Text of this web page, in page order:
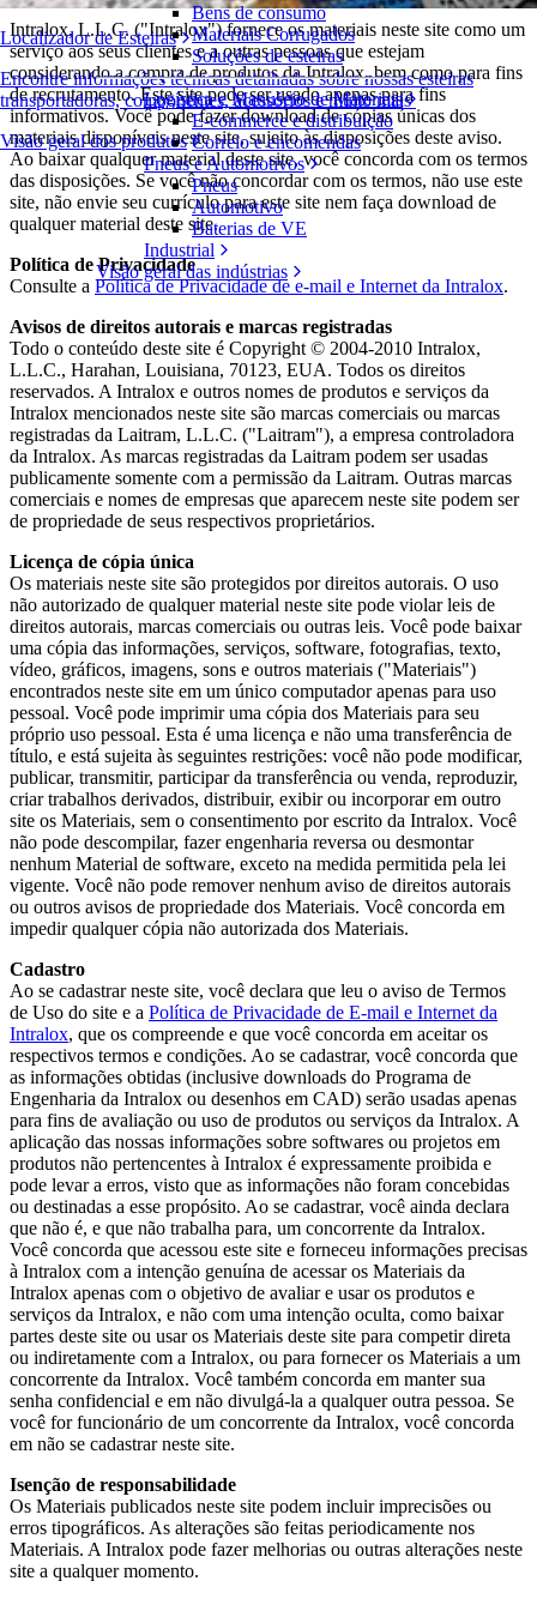
Localizador de Esteiras
Encontre informações técnicas detalhadas sobre nossas esteiras
transportadoras, componentes, acessórios e muito mais
Visão geral dos produtos
Bens de consumo
Materiais Corrugados
Soluções de esteiras
Logística e Manuseio de Materiais
E-commerce e distribuição
Correio e encomendas
Pneus e Automotivos
Pneus
Automotivo
Baterias de VE
Industrial
Visão geral das indústrias
Intralox, L.L.C. ("Intralox") fornece os materiais neste site como um
serviço aos seus clientes e a outras pessoas que estejam
considerando a compra de produtos da Intralox, bem como para fins
de recrutamento. Este site pode ser usado apenas para fins
informativos. Você pode fazer download de cópias únicas dos
materiais disponíveis neste site, sujeito às disposições deste aviso.
Ao baixar qualquer material deste site, você concorda com os termos
das disposições. Se você não concordar com os termos, não use este
site, não envie seu currículo para este site nem faça download de
qualquer material deste site.
Política de Privacidade
Consulte a Política de Privacidade de e-mail e Internet da Intralox.
Avisos de direitos autorais e marcas registradas
Todo o conteúdo deste site é Copyright © 2004-2010 Intralox,
L.L.C., Harahan, Louisiana, 70123, EUA. Todos os direitos
reservados. A Intralox e outros nomes de produtos e serviços da
Intralox mencionados neste site são marcas comerciais ou marcas
registradas da Laitram, L.L.C. ("Laitram"), a empresa controladora
da Intralox. As marcas registradas da Laitram podem ser usadas
publicamente somente com a permissão da Laitram. Outras marcas
comerciais e nomes de empresas que aparecem neste site podem ser
de propriedade de seus respectivos proprietários.
Licença de cópia única
Os materiais neste site são protegidos por direitos autorais. O uso
não autorizado de qualquer material neste site pode violar leis de
direitos autorais, marcas comerciais ou outras leis. Você pode baixar
uma cópia das informações, serviços, software, fotografias, texto,
vídeo, gráficos, imagens, sons e outros materiais ("Materiais")
encontrados neste site em um único computador apenas para uso
pessoal. Você pode imprimir uma cópia dos Materiais para seu
próprio uso pessoal. Esta é uma licença e não uma transferência de
título, e está sujeita às seguintes restrições: você não pode modificar,
publicar, transmitir, participar da transferência ou venda, reproduzir,
criar trabalhos derivados, distribuir, exibir ou incorporar em outro
site os Materiais, sem o consentimento por escrito da Intralox. Você
não pode descompilar, fazer engenharia reversa ou desmontar
nenhum Material de software, exceto na medida permitida pela lei
vigente. Você não pode remover nenhum aviso de direitos autorais
ou outros avisos de propriedade dos Materiais. Você concorda em
impedir qualquer cópia não autorizada dos Materiais.
Cadastro
Ao se cadastrar neste site, você declara que leu o aviso de Termos
de Uso do site e a Política de Privacidade de E-mail e Internet da
Intralox, que os compreende e que você concorda em aceitar os
respectivos termos e condições. Ao se cadastrar, você concorda que
as informações obtidas (inclusive downloads do Programa de
Engenharia da Intralox ou desenhos em CAD) serão usadas apenas
para fins de avaliação ou uso de produtos ou serviços da Intralox. A
aplicação das nossas informações sobre softwares ou projetos em
produtos não pertencentes à Intralox é expressamente proibida e
pode levar a erros, visto que as informações não foram concebidas
ou destinadas a esse propósito. Ao se cadastrar, você ainda declara
que não é, e que não trabalha para, um concorrente da Intralox.
Você concorda que acessou este site e forneceu informações precisas
à Intralox com a intenção genuína de acessar os Materiais da
Intralox apenas com o objetivo de avaliar e usar os produtos e
serviços da Intralox, e não com uma intenção oculta, como baixar
partes deste site ou usar os Materiais deste site para competir direta
ou indiretamente com a Intralox, ou para fornecer os Materiais a um
concorrente da Intralox. Você também concorda em manter sua
senha confidencial e em não divulgá-la a qualquer outra pessoa. Se
você for funcionário de um concorrente da Intralox, você concorda
em não se cadastrar neste site.
Isenção de responsabilidade
Os Materiais publicados neste site podem incluir imprecisões ou
erros tipográficos. As alterações são feitas periodicamente nos
Materiais. A Intralox pode fazer melhorias ou outras alterações neste
site a qualquer momento.